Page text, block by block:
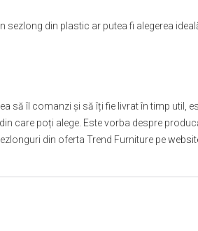
din plastic ar putea fi alegerea
să îl comanzi și să îți fie livrat în timp util,
care poți alege. Este vorba despre
din oferta Trend Furniture pe